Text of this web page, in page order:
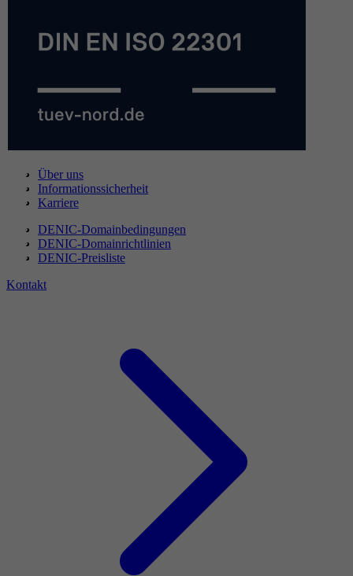
Über uns
Informationssicherheit
Karriere
DENIC-Domainbedingungen
DENIC-Domainrichtlinien
DENIC-Preisliste
Kontakt